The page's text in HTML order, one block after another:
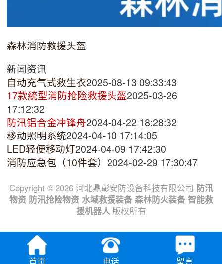
森林消防救援头盔
新闻资讯
自动充气式救生衣2025-08-13 09:33:43
17款統型消防抢险救援头盔2025-03-26
17:12:32
防汛铝合金冲锋舟2024-04-22 18:28:32
移动照明系统2024-04-10 17:14:05
LED轻便移动灯2024-04-09 17:42:30
消防应急包（10件套） 2024-02-29 17:30:47
Copyright © 2026 河北鼎彰安防设备科技有限公司 防汛
物资 防汛抢险物资 水域救援装备 森林防火装备 智能救
援机器人版权所有
首页 电话 留言